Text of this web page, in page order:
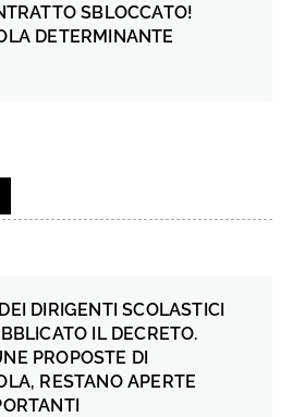
SBLOCCATO!
DETERMINANTE
DIRIGENTI SCOLASTICI
IL DECRETO.
PROPOSTE DI
RESTANO APERTE